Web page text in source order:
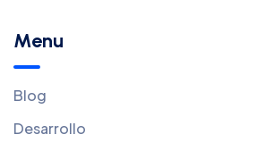
Menu
Blog
Desarrollo